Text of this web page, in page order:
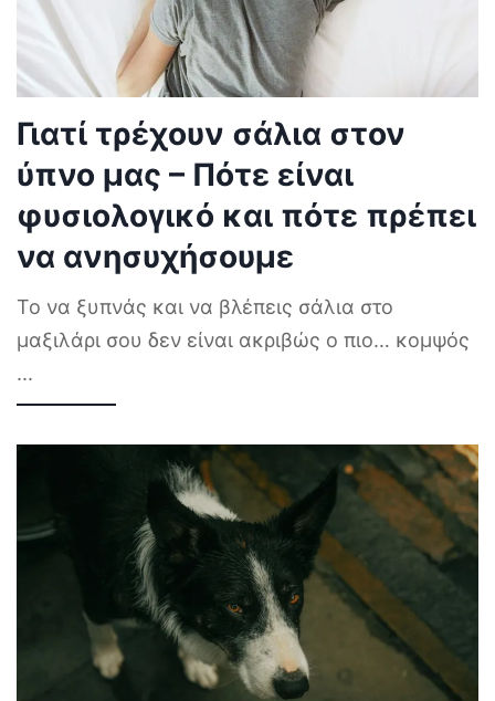
Γιατί τρέχουν σάλια στον
ύπνο μας – Πότε είναι
φυσιολογικό και πότε πρέπει
να ανησυχήσουμε
Το να ξυπνάς και να βλέπεις σάλια στο
μαξιλάρι σου δεν είναι ακριβώς ο πιο… κομψός
...